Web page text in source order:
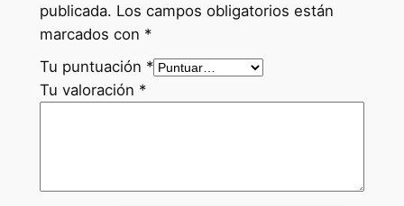
c
a
n
t
i
publicada. Los campos obligatorios están
marcados con *
Tu puntuación *
Tu valoración *